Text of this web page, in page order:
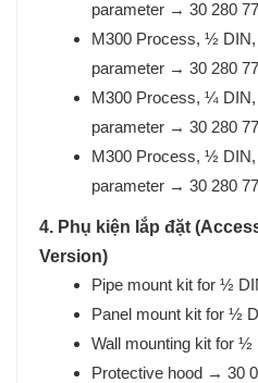
parameter → 30 280
M300 Process, ½
parameter → 30 280
M300 Process, ¼
parameter → 30 280
M300 Process, ½
parameter → 30 280
4. Phụ kiện lắp đặt
Version)
Pipe mount kit for ½
Panel mount kit for ½
Wall mounting kit for
Protective hood → 30